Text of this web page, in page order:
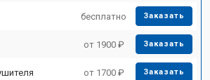
бесплатно Заказать
от 1900 ₽ Заказать
от 1700 ₽ Заказать